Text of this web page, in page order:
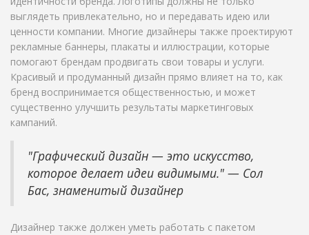
выглядеть привлекательно, но и передавать идею или
ценности компании. Многие дизайнеры также проектируют
рекламные баннеры, плакаты и иллюстрации, которые
помогают брендам продвигать свои товары и услуги.
Красивый и продуманный дизайн прямо влияет на то, как
бренд воспринимается общественностью, и может
существенно улучшить результаты маркетинговых
кампаний.
"Графический дизайн — это искусство,
которое делает идеи видимыми." — Сол
Бас, знаменитый дизайнер
Дизайнер также должен уметь работать с пакетом